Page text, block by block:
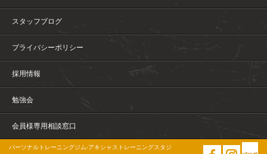
スタッフブログ
プライバシーポリシー
採用情報
勉強会
会員様専用相談窓口
パーソナルトレーニングジム-アキシャストレーニングスタジ